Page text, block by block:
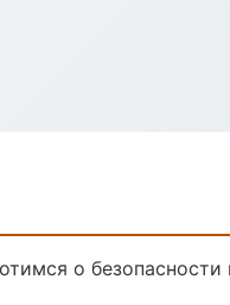
о безопасности